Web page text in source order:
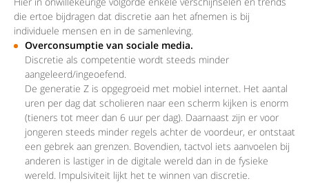
die ertoe bijdragen dat discretie aan het afnemen is bij
individuele mensen en in de samenleving.
Overconsumptie van sociale media.
Discretie als competentie wordt steeds minder
aangeleerd/ingeoefend.
De generatie Z is opgegroeid met mobiel internet. Het aantal
uren per dag dat scholieren naar een scherm kijken is enorm
(tieners tot meer dan 6 uur per dag). Daarnaast zijn er voor
jongeren steeds minder regels achter de voordeur, er ontstaat
een gebrek aan grenzen. Bovendien, tactvol iets aanvoelen bij
anderen is lastiger in de digitale wereld dan in de fysieke
wereld. Impulsiviteit lijkt het te winnen van discretie.